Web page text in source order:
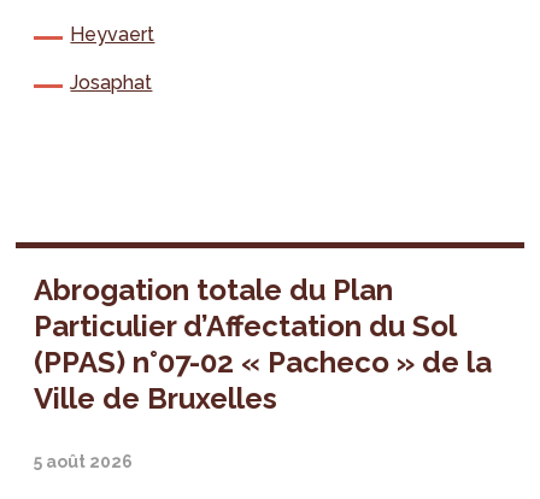
Heyvaert
Josaphat
Abrogation totale du Plan
Particulier d’Affectation du Sol
(PPAS) n°07-02 « Pacheco » de la
Ville de Bruxelles
5 août 2026